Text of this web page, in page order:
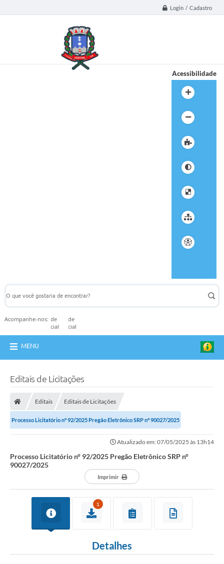
Login / Cadastro
Acessibilidade
Acompanhe-nos:
MENU
Editais de Licitações
Editais Editais de Licitações
Processo Licitatório n° 92/2025 Pregão Eletrônico SRP n° 90027/2025
Atualizado em: 07/05/2025 às 13h14
Processo Licitatório n° 92/2025 Pregão Eletrônico SRP n°
90027/2025
Imprimir
1
Detalhes